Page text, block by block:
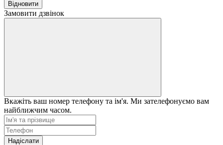
Відновити
Замовити дзвінок
Вкажіть ваш номер телефону та ім'я. Ми зателефонуємо вам
найближчим часом.
Надіслати